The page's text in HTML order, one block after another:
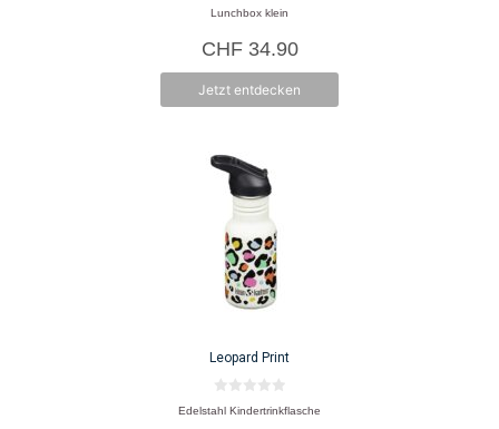
v
n
5
Lunchbox klein
CHF34.90
Jetzt entdecken
Leopard Print
0
v
Edelstahl Kindertrinkflasche